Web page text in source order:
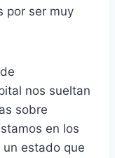
por ser muy
nos sueltan
sobre
en los
estado que